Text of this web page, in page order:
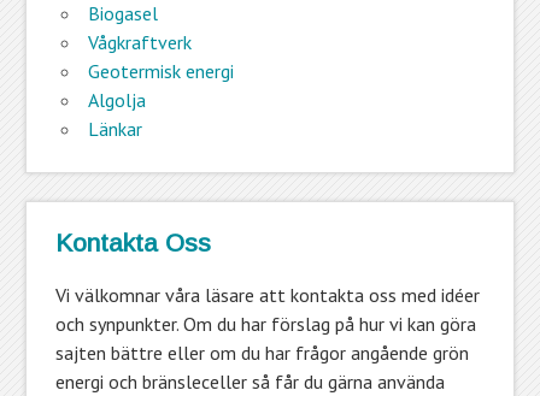
Biogasel
Vågkraftverk
Geotermisk energi
Algolja
Länkar
Kontakta Oss
Vi välkomnar våra läsare att kontakta oss med idéer
och synpunkter. Om du har förslag på hur vi kan göra
sajten bättre eller om du har frågor angående grön
energi och bränsleceller så får du gärna använda